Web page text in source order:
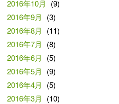
2016年10月
(9)
2016年9月
(3)
2016年8月
(11)
2016年7月
(8)
2016年6月
(5)
2016年5月
(9)
2016年4月
(5)
2016年3月
(10)